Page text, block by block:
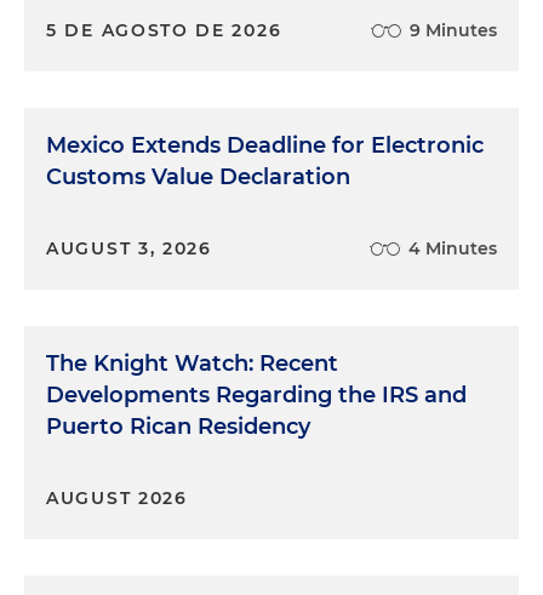
5 DE AGOSTO DE 2026 9 Minutes
Mexico Extends Deadline for Electronic
Customs Value Declaration
AUGUST 3, 2026 4 Minutes
The Knight Watch: Recent
Developments Regarding the IRS and
Puerto Rican Residency
AUGUST 2026